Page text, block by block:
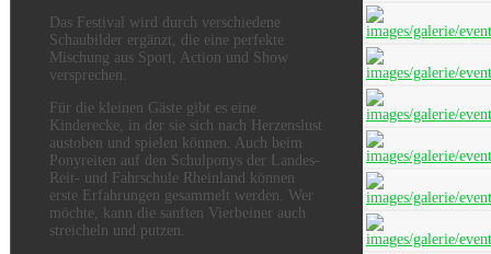
Das Festival wird durch verschiedene
Schaubilder ergänzt, die eine perfekte
Mischung aus Sport, Action und Show
versprechen.
Für die kleinen Gäste gibt es eine
Kinderecke, in der sie sich nach Herzenslust
austoben und spielen können. Auch beim
Ponyreiten auf den Schulponys der Landes-
Reit- und Fahrschule Rheinland können
erste Erfahrungen gesammelt werden. Wer
möchte, kann die sanften Vierbeiner auch
streicheln und putzen.